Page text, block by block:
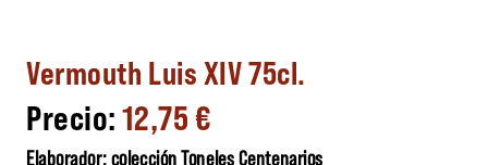
Vermouth Luis XIV 75cl.
12,75€
Elaborador; colección Toneles Centenarios